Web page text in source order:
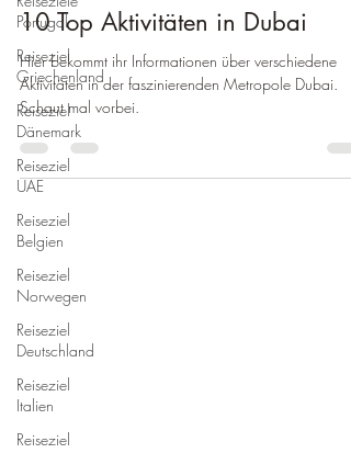
Portugal
Reiseziel
Griechenland
Reiseziel
Dänemark
Reiseziel
UAE
Reiseziel
Belgien
Reiseziel
Norwegen
Reiseziel
Deutschland
Reiseziel
Italien
Reiseziel
10 Top Aktivitäten in Dubai
Hier bekommt ihr Informationen über verschiedene
Aktivitäten in der faszinierenden Metropole Dubai.
Schaut mal vorbei.